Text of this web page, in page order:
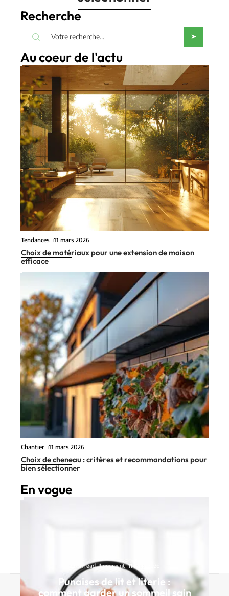
Recherche
Au coeur de l'actu
Tendances 11 mars 2026
Choix de matériaux pour une extension de maison
efficace
Chantier 11 mars 2026
Choix de cheneau : critères et recommandations pour
bien sélectionner
En vogue
2 min read Logement 11 mars 2026
Punaises de lit et literie :
comment garder un sommeil sain
Contact Mentions Légales Sitemap